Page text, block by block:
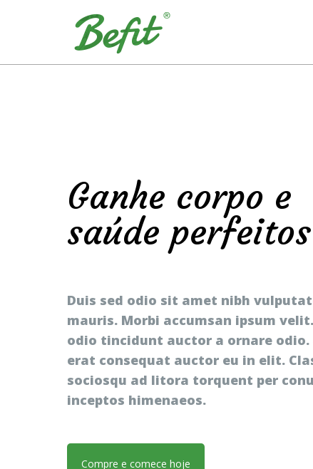
Ganhe corpo e
saúde perfeitos
Duis sed odio sit amet nibh
mauris. Morbi accumsan ipsum
odio tincidunt auctor a ornare odio.
erat consequat auctor eu in elit.
sociosqu ad litora torquent per
inceptos himenaeos.
Compre e comece hoje